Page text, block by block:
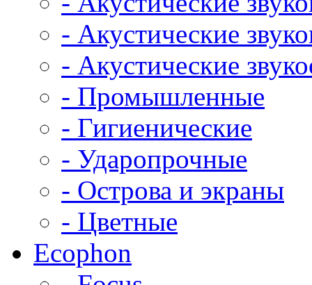
- Акустические
- Акустические
- Промышленные
- Гигиенические
- Ударопрочные
- Острова и экраны
- Цветные
Ecophon